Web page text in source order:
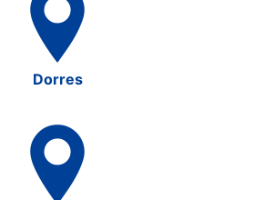
Dorres